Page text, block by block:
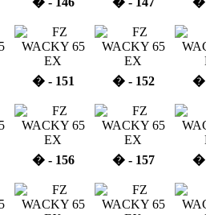
� - 151 � - 152 �
� - 156 � - 157 �